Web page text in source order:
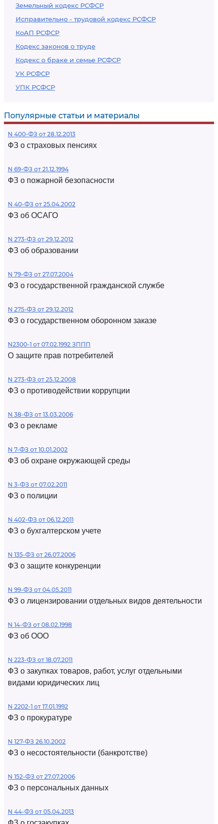
Земельный кодекс РСФСР
Исправительно - трудовой кодекс РСФСР
КоАП РСФСР
Кодекс законов о труде
Кодекс о браке и семье РСФСР
УК РСФСР
УПК РСФСР
Популярные статьи и материалы
N 400-ФЗ от 28.12.2013
ФЗ о страховых пенсиях
N 69-ФЗ от 21.12.1994
ФЗ о пожарной безопасности
N 40-ФЗ от 25.04.2002
ФЗ об ОСАГО
N 273-ФЗ от 29.12.2012
ФЗ об образовании
N 79-ФЗ от 27.07.2004
ФЗ о государственной гражданской службе
N 275-ФЗ от 29.12.2012
ФЗ о государственном оборонном заказе
N2300-1 от 07.02.1992 ЗППП
О защите прав потребителей
N 273-ФЗ от 25.12.2008
ФЗ о противодействии коррупции
N 38-ФЗ от 13.03.2006
ФЗ о рекламе
N 7-ФЗ от 10.01.2002
ФЗ об охране окружающей среды
N 3-ФЗ от 07.02.2011
ФЗ о полиции
N 402-ФЗ от 06.12.2011
ФЗ о бухгалтерском учете
N 135-ФЗ от 26.07.2006
ФЗ о защите конкуренции
N 99-ФЗ от 04.05.2011
ФЗ о лицензировании отдельных видов деятельности
N 14-ФЗ от 08.02.1998
ФЗ об ООО
N 223-ФЗ от 18.07.2011
ФЗ о закупках товаров, работ, услуг отдельными
видами юридических лиц
N 2202-1 от 17.01.1992
ФЗ о прокуратуре
N 127-ФЗ 26.10.2002
ФЗ о несостоятельности (банкротстве)
N 152-ФЗ от 27.07.2006
ФЗ о персональных данных
N 44-ФЗ от 05.04.2013